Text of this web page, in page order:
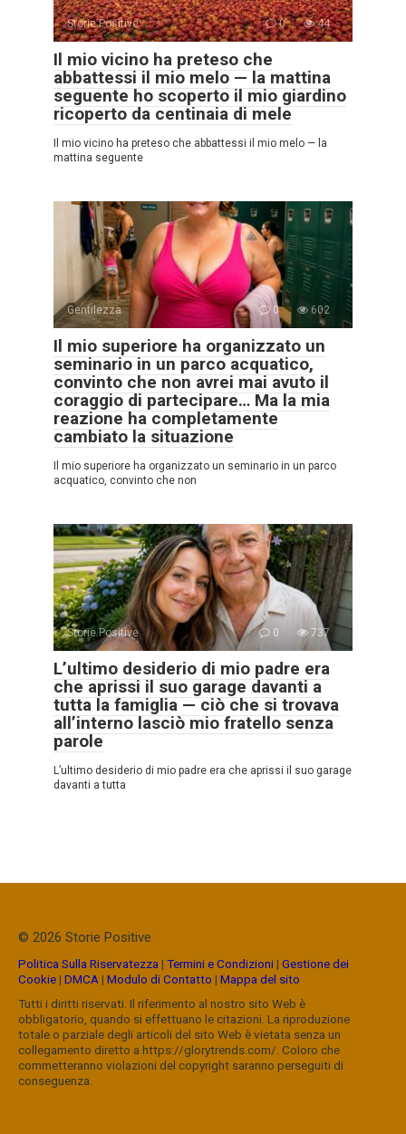
Storie Positive 0 44
Il mio vicino ha preteso che
abbattessi il mio melo — la mattina
seguente ho scoperto il mio giardino
ricoperto da centinaia di mele
Il mio vicino ha preteso che abbattessi il mio melo — la
mattina seguente
Gentilezza 0 602
Il mio superiore ha organizzato un
seminario in un parco acquatico,
convinto che non avrei mai avuto il
coraggio di partecipare… Ma la mia
reazione ha completamente
cambiato la situazione
Il mio superiore ha organizzato un seminario in un parco
acquatico, convinto che non
Storie Positive 0 737
L’ultimo desiderio di mio padre era
che aprissi il suo garage davanti a
tutta la famiglia — ciò che si trovava
all’interno lasciò mio fratello senza
parole
L’ultimo desiderio di mio padre era che aprissi il suo garage
davanti a tutta
© 2026 Storie Positive
Politica Sulla Riservatezza | Termini e Condizioni| Gestione dei
Cookie| DMCA | Modulo di Contatto | Mappa del sito
Tutti i diritti riservati. Il riferimento al nostro sito Web è
obbligatorio, quando si effettuano le citazioni. La riproduzione
totale o parziale degli articoli del sito Web è vietata senza un
collegamento diretto a https://glorytrends.com/. Coloro che
commetteranno violazioni del copyright saranno perseguiti di
conseguenza.